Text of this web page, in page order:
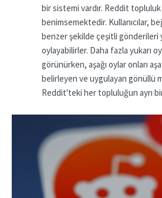
bir sistemi vardır. Reddit topluluk
benimsemektedir. Kullanıcılar,
benzer şekilde çeşitli gönderileri
oylayabilirler. Daha fazla yukarı
görünürken, aşağı oylar onları
belirleyen ve uygulayan gönüllü
Reddit'teki her topluluğun ayrı